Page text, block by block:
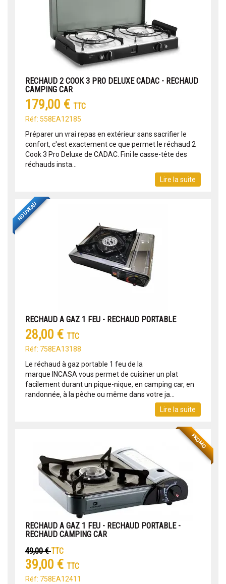
RECHAUD 2 COOK 3 PRO DELUXE CADAC - RECHAUD
CAMPING CAR
179,00 € TTC
Réf: 558EA12185
Préparer un vrai repas en extérieur sans sacrifier le
confort, c'est exactement ce que permet le réchaud 2
Cook 3 Pro Deluxe de CADAC. Fini le casse-tête des
réchauds insta...
Lire la suite
NOUVEAU
RECHAUD A GAZ 1 FEU - RECHAUD PORTABLE
28,00 € TTC
Réf: 758EA13188
Le réchaud à gaz portable 1 feu de la
marque INCASA vous permet de cuisiner un plat
facilement durant un pique-nique, en camping car, en
randonnée, à la pêche ou même dans votre ja...
Lire la suite
PROMO
RECHAUD A GAZ 1 FEU - RECHAUD PORTABLE -
RECHAUD CAMPING CAR
49,00 €TTC
39,00 € TTC
Réf: 758EA12411